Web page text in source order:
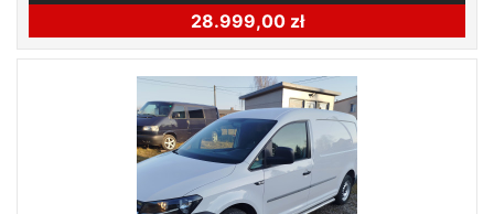
28.999,00 zł